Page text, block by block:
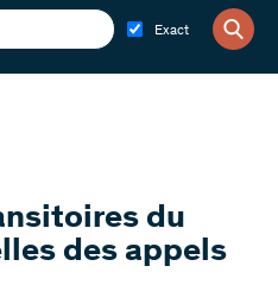
Exact
du
des appels